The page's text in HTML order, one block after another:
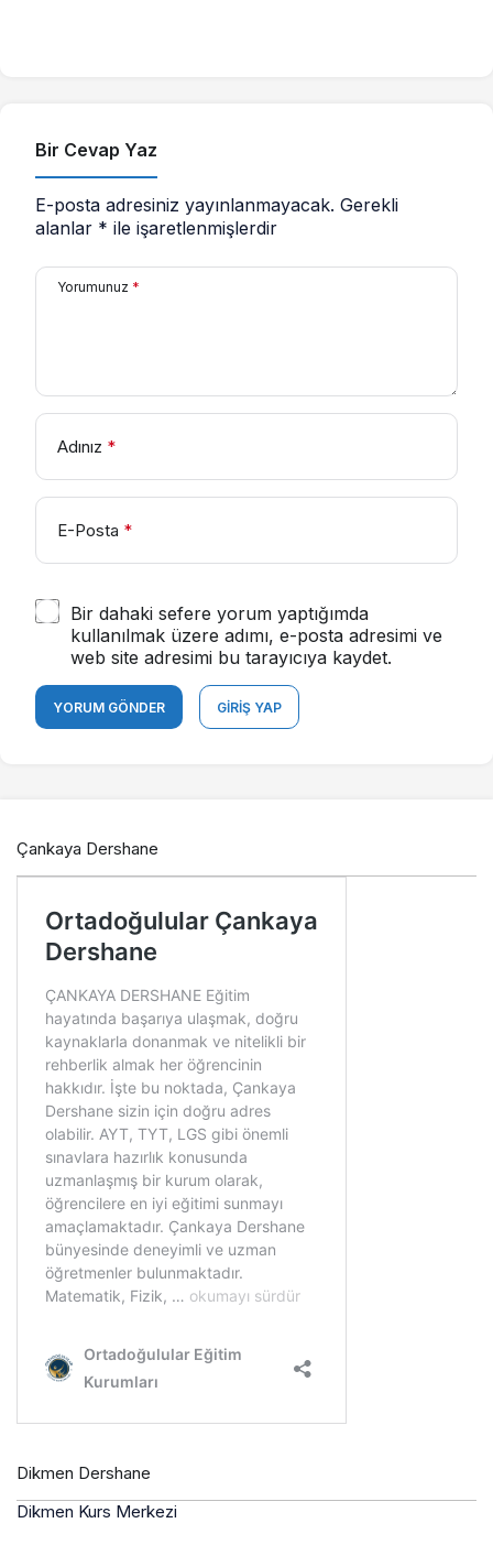
Bir Cevap Yaz
E-posta adresiniz yayınlanmayacak. Gerekli
alanlar * ile işaretlenmişlerdir
Yorumunuz *
Adınız *
E-Posta *
Bir dahaki sefere yorum yaptığımda
kullanılmak üzere adımı, e-posta adresimi ve
web site adresimi bu tarayıcıya kaydet.
YORUM GÖNDER GIRIŞ YAP
Çankaya Dershane
Dikmen Dershane
Dikmen Kurs Merkezi